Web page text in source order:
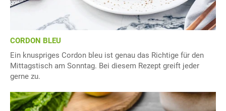
CORDON BLEU
Ein knuspriges Cordon bleu ist genau das Richtige für den
Mittagstisch am Sonntag. Bei diesem Rezept greift jeder
gerne zu.